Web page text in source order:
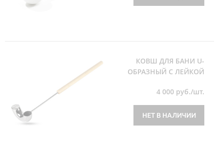
КОВШ ДЛЯ БАНИ U-
ОБРАЗНЫЙ С ЛЕЙКОЙ
4 000 руб./шт.
НЕТ В НАЛИЧИИ